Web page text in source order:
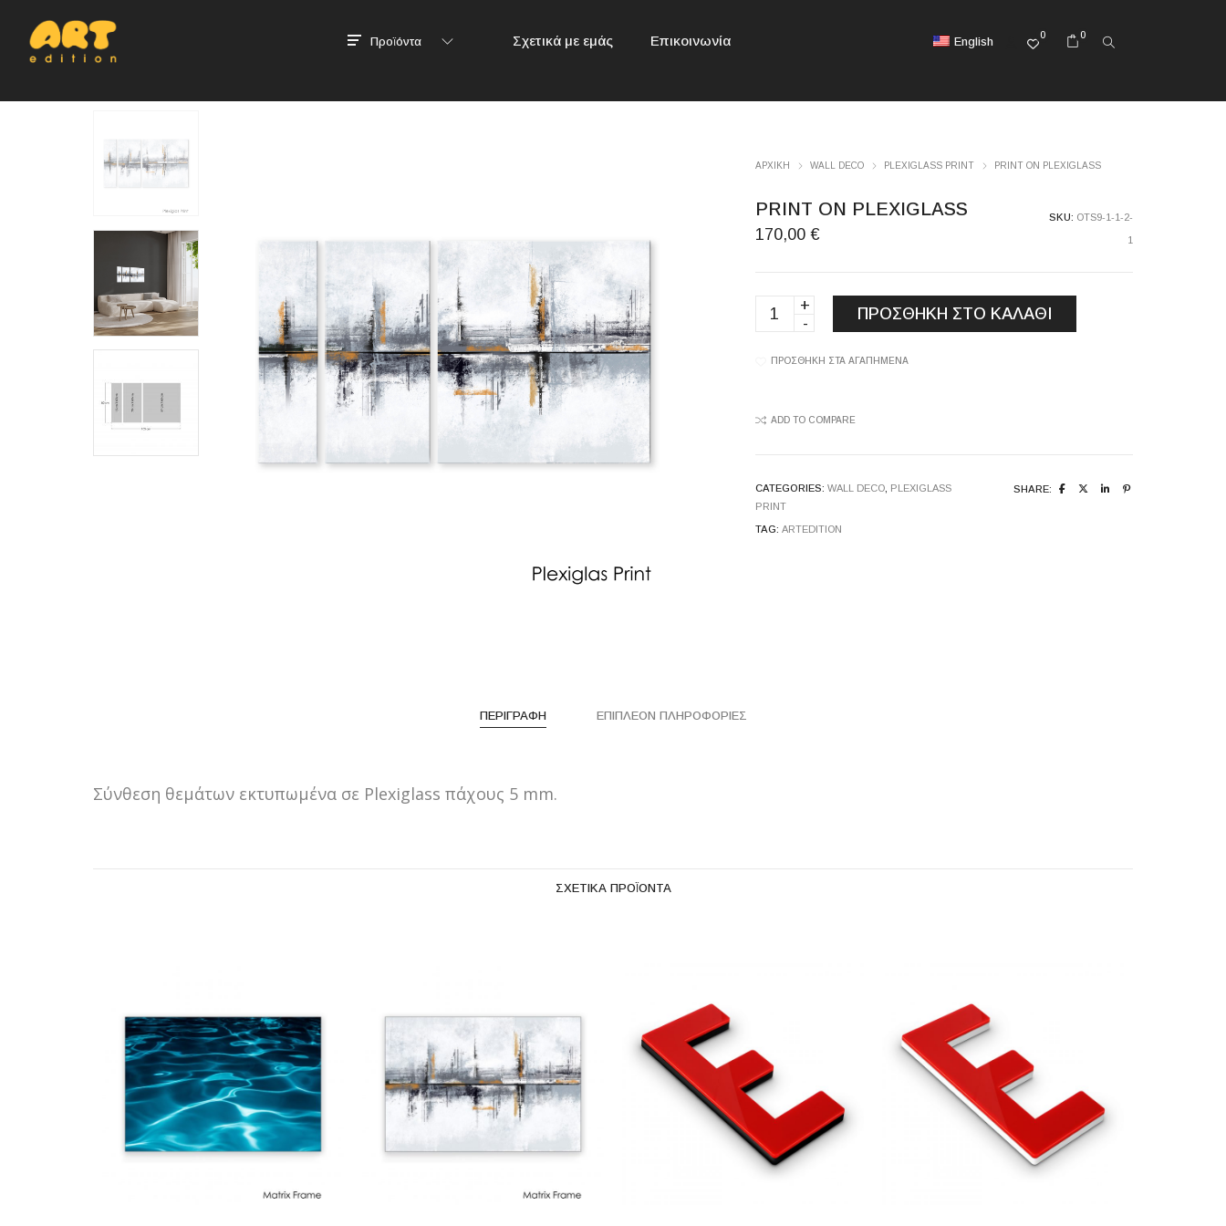
Προϊόντα Σχετικά με εμάς Επικοινωνία English 0 0
ΑΡΧΙΚΉ WALL DECO PLEXIGLASS PRINT PRINT ON PLEXIGLASS
PRINT ON PLEXIGLASS
170,00€
SKU: OTS9-1-1-2-
1
PRINT
ON
quantity
ΠΡΟΣΘΉΚΗ ΣΤΟ ΚΑΛΆΘΙ
ΠΡΟΣΘΉΚΗ ΣΤΑ ΑΓΑΠΗΜΈΝΑ
ADD TO COMPARE
CATEGORIES:WALL DECO PLEXIGLASS
PRINT
TAG:ARTEDITION
SHARE:
ΠΕΡΙΓΡΑΦΉ ΕΠΙΠΛΈΟΝ ΠΛΗΡΟΦΟΡΊΕΣ
Σύνθεση θεμάτων εκτυπωμένα σε Plexiglass πάχους 5 mm.
ΣΧΕΤΙΚΆ ΠΡΟΪΌΝΤΑ